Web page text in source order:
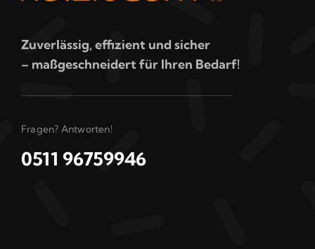
Zuverlässig, effizient und sicher
– maßgeschneidert für Ihren Bedarf!
Fragen? Antworten!
0511 96759946